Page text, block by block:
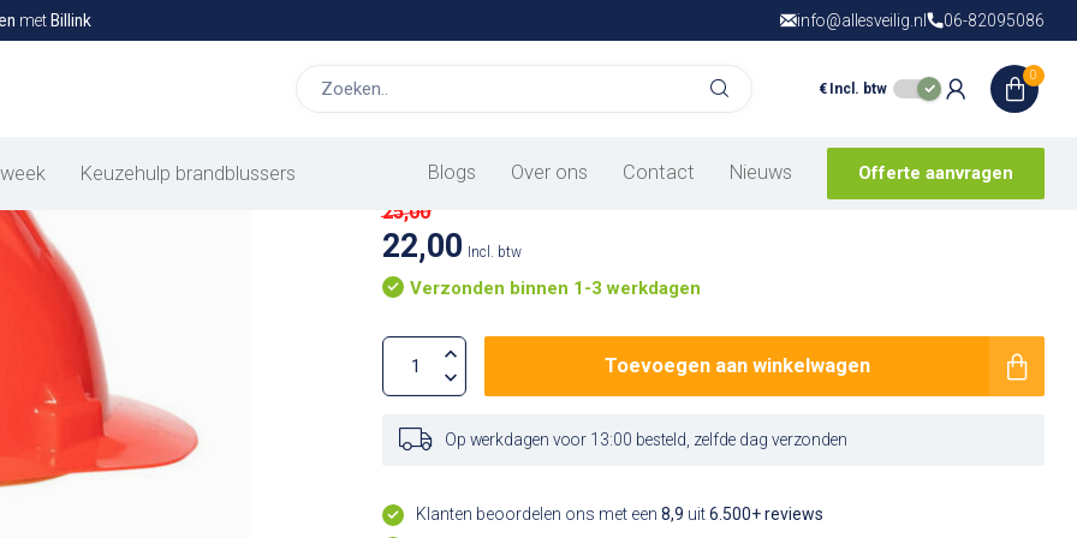
metBillink Gratis verzendingvanaf € 150,- in
info@allesveilig.nl 06-82095086
€ Incl. btw
0
Keuzehulp brandblussers Blogs Over ons Contact Nieuws Offerte aanvragen
Rode bouwhelm met oorkap
25,00
22,00 Incl. btw
Verzonden binnen 1-3 werkdagen
Toevoegen aan winkelwagen
Op werkdagen voor 13:00 besteld, zelfde dag verzonden
Klanten beoordelen ons met een8,9 uit6.500+ reviews